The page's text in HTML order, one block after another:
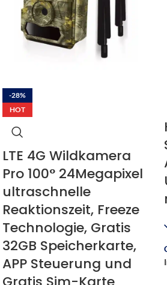
-28%
HOT
LTE 4G Wildkamera
Pro 100° 24Megapixel
ultraschnelle
Reaktionszeit, Freeze
Technologie, Gratis
32GB Speicherkarte,
APP Steuerung und